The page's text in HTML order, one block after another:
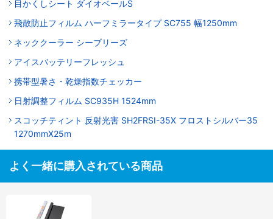
目かくしシート ダイオベールS
飛散防止フィルム ハーフミラータイプ SC755 幅1250mm
ネッククーラー シーブリーズ
アイスバッテリーフレッシュ
携帯型暑さ・乾燥指数チェッカー
日射調整フィルム SC935H 1524mm
スコッチティント 反射光害 SH2FRSI-35X フロストシルバー35
1270mmX25m
よく一緒に購入されている商品